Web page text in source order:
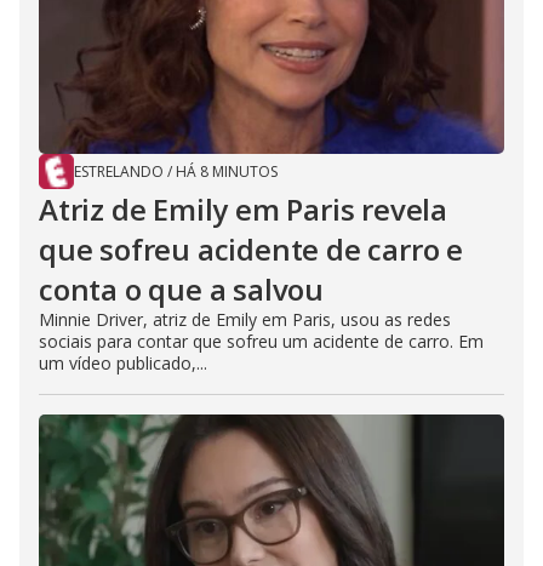
ESTRELANDO / HÁ 8 MINUTOS
Atriz de Emily em Paris revela
que sofreu acidente de carro e
conta o que a salvou
Minnie Driver, atriz de Emily em Paris, usou as redes
sociais para contar que sofreu um acidente de carro. Em
um vídeo publicado,...